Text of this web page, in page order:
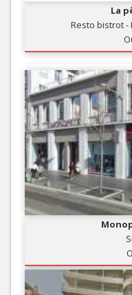
La
Resto bistrot -